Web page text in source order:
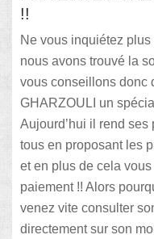
!!
Ne vous inquiétez
nous avons trouvé la
vous conseillons donc
GHARZOULI un
Aujourd’hui il rend
tous en proposant les
et en plus de cela
paiement !! Alors
venez vite consulter
directement sur son